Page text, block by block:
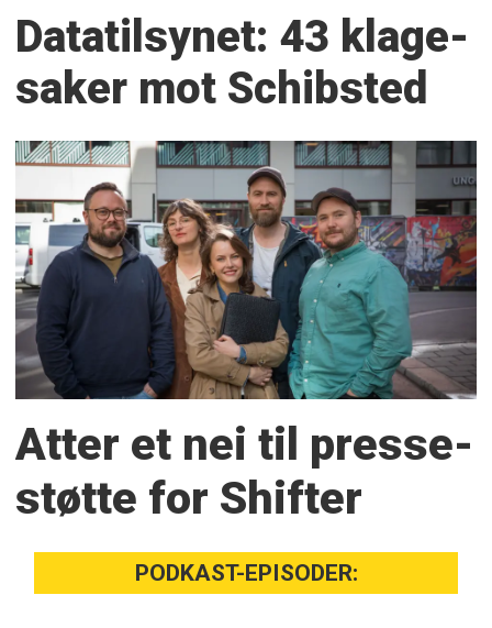
Datatilsynet: 43 klage­
saker mot Schibsted
Atter et nei til presse­
støtte for Shifter
PODKAST-EPISODER: